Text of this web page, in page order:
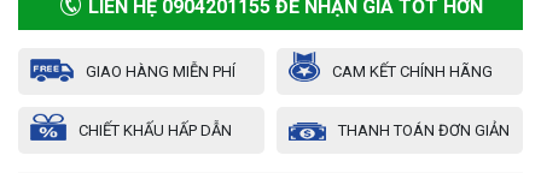
LIÊN HỆ 0904201155 ĐỂ NHẬN GIÁ TỐT HƠN
GIAO HÀNG MIỄN PHÍ CAM KẾT CHÍNH HÃNG
CHIẾT KHẤU HẤP DẪN THANH TOÁN ĐƠN GIẢN